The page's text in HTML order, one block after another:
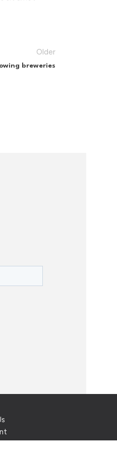
Older
breweries